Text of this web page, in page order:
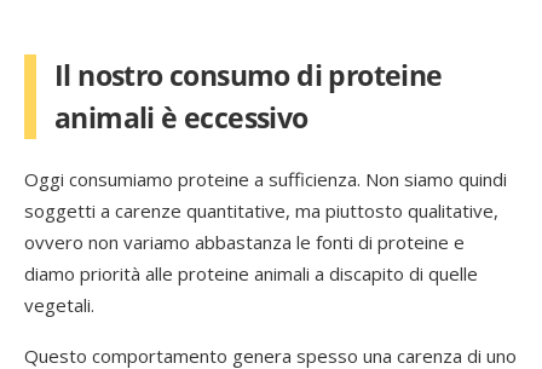
Il nostro consumo di proteine
animali è eccessivo
Oggi consumiamo proteine a sufficienza. Non siamo quindi
soggetti a carenze quantitative, ma piuttosto qualitative,
ovvero non variamo abbastanza le fonti di proteine e
diamo priorità alle proteine animali a discapito di quelle
vegetali.
Questo comportamento genera spesso una carenza di uno